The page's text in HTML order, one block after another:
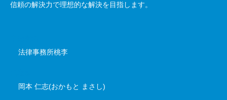
信頼の解決力で理想的な解決を目指します。
法律事務所桃李
岡本 仁志(おかもと まさし)